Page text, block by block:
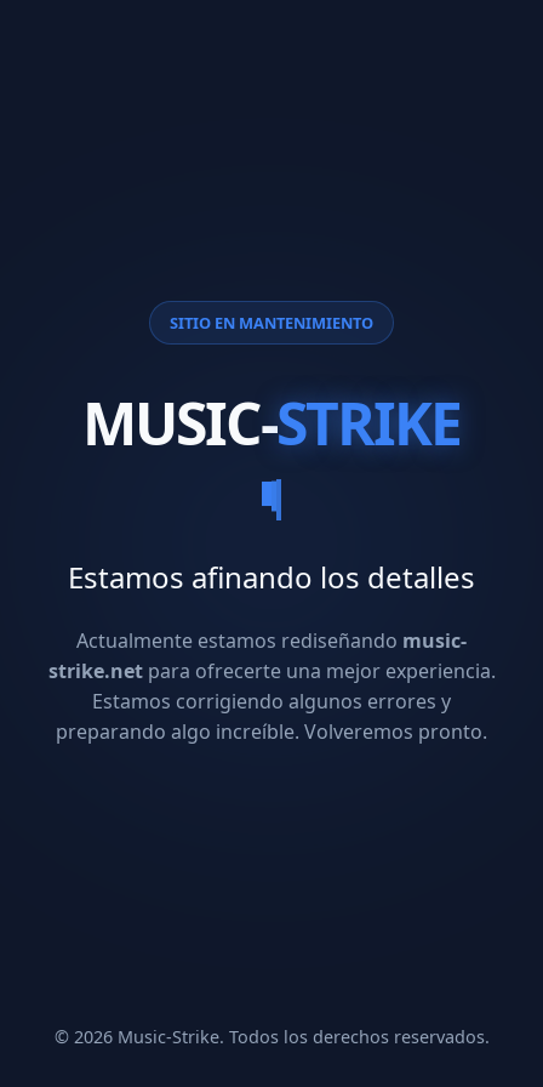
SITIO EN MANTENIMIENTO
MUSIC-STRIKE
Estamos afinando los detalles
Actualmente estamos rediseñando music-
strike.netpara ofrecerte una mejor experiencia.
Estamos corrigiendo algunos errores y
preparando algo increíble. Volveremos pronto.
© 2026 Music-Strike. Todos los derechos reservados.